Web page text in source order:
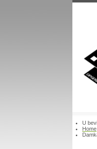
U
Home